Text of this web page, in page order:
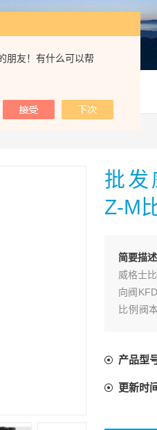
朋友！有什么可以帮
Z-M比例阀
批发
Z-M
简要描
威格士
向阀
比例阀
产品型
更新时